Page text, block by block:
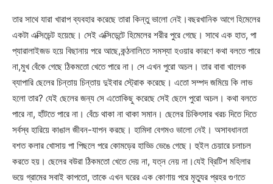
তার সাথে যারা খারাপ ব্যবহার করেছে তারা কিন্তু ভালো নেই।বছরখানিক আগে হিমেলের
একটা এক্সিডেন্ট হয়েছে। সেই এক্সিডেন্টে হিমেলের শরীর পুরে গেছে। সাথে এক হাত, পা
প্যারালাইজড হয়ে বিছানায় পরে আছে,কন্ঠনালিতে সমস্যা হওয়ার কারণে কথা বলতে পারে
না,মুখ বেঁকে গেছে ঠিকমতো খেতে পারে না। সে এখন পুরো অচল। তার বাবা খালেক
ব্যাপারি ছেলের চিন্তায় চিন্তায় দুইবার স্ট্রোক করেছে। এতো সম্পদ জমিয়ে কি লাভ
হলো তার? যেই ছেলের জন্য সে এতোকিছু করেছে সেই ছেলে পুরো অচল। কথা বলতে
পারে না, হাঁটতে পারে না। বেঁচে থাকা না থাকা সমান। ছেলের চিকিৎসার খরচ দিতে দিতে
সর্বস্ব হারিয়ে কাঙাল জীবন-যাপন করছে। হামিদা বেগমও ভালো নেই। অসাবধানতা
বশত কলার খোসায় পা পিছলে পরে কোমড়ের হাড্ডি ভেঙে গেছে। হুইল চেয়ারে চলাচল
করতে হয়। ছেলের বউরা ঠিকমতো খেতে দেয় না, যত্ন নেয় না।যেই ব্রিটিশ মহিলার
ভয়ে গ্রামের সবাই কাপতো, তাকে এখন ঘরের এক কোণায় পরে মৃত্যুর প্রহর গুণতে